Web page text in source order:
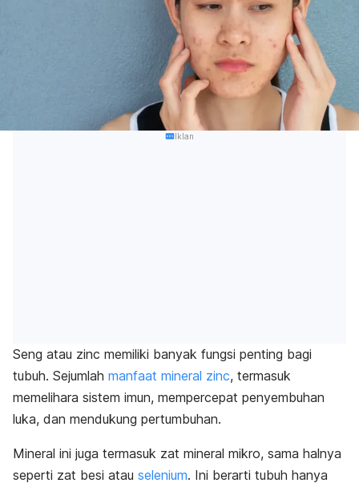
Iklan
Seng atau zinc memiliki banyak fungsi penting bagi
tubuh. Sejumlah manfaat mineral zinc, termasuk
memelihara sistem imun, mempercepat penyembuhan
luka, dan mendukung pertumbuhan.
Mineral ini juga termasuk zat mineral mikro, sama halnya
seperti zat besi atau selenium. Ini berarti tubuh hanya